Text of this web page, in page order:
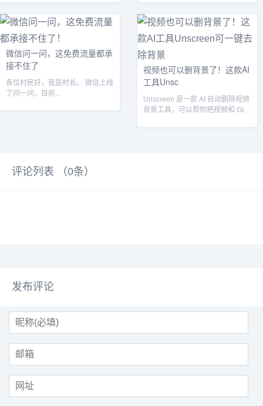
微信问一问，这免费流量都承
接不住了
各位村民好，我是村长。 微信上线
了问一问，目前...
视频也可以删背景了！这款AI
工具Unsc
Unscreen 是一款 AI 自动删除视频
背景工具，可以帮你把视频和 GIF
评论列表 （0条）
发布评论